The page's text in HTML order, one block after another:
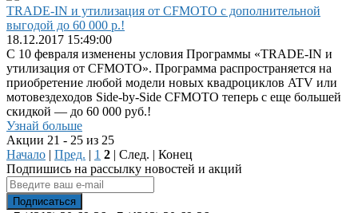
TRADE-IN и утилизация от CFMOTO с дополнительной
выгодой до 60 000 р.!
18.12.2017 15:49:00
C 10 февраля изменены условия Программы «TRADE-IN и
утилизация от CFMOTO». Программа распространяется на
приобретение любой модели новых квадроциклов ATV или
мотовездеходов Side-by-Side CFMOTO теперь с еще большей
скидкой — до 60 000 руб.!
Узнай больше
Акции 21 - 25 из 25
Начало | Пред. | 1 2 | След. | Конец
Подпишись на рассылку новостей и акций